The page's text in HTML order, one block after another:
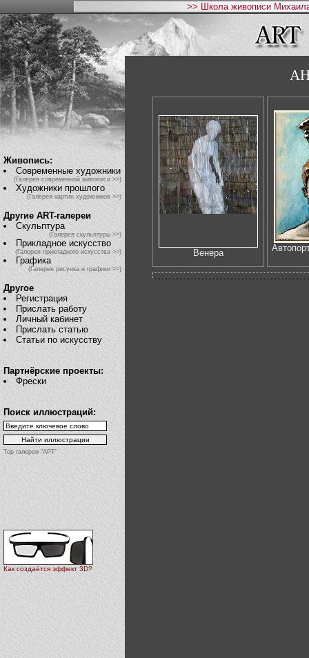
>> Школа живописи
Живопись:
Современные художники
(Галерея современной живописи >>)
Художники прошлого
(Галерея картин художников >>)
Другие ART-галереи
Скульптура
(Галерея скульптуры >>)
Прикладное искусство
(Галерея прикладного искусства >>)
Графика
(Галерея рисунка и графики >>)
Другое
Регистрация
Прислать работу
Личный кабинет
Прислать статью
Статьи по искусству
Партнёрские проекты:
Фрески
Поиск иллюстраций:
Top галереи "АРТ"
Как создаётся эффект 3D?
Венера